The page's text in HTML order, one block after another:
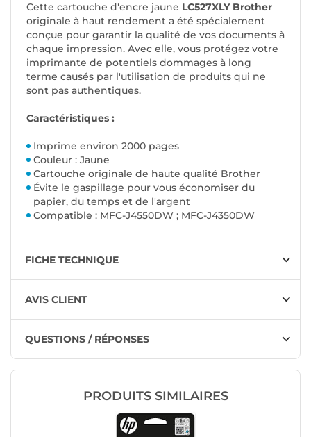
Cette cartouche d'encre jaune LC527XLY Brother
originale à haut rendement a été spécialement
conçue pour garantir la qualité de vos documents à
chaque impression. Avec elle, vous protégez votre
imprimante de potentiels dommages à long
terme causés par l'utilisation de produits qui ne
sont pas authentiques.
Caractéristiques :
Imprime environ 2000 pages
Couleur : Jaune
Cartouche originale de haute qualité Brother
Évite le gaspillage pour vous économiser du
papier, du temps et de l'argent
Compatible : MFC-J4550DW ; MFC-J4350DW
FICHE TECHNIQUE
AVIS CLIENT
QUESTIONS / RÉPONSES
PRODUITS SIMILAIRES